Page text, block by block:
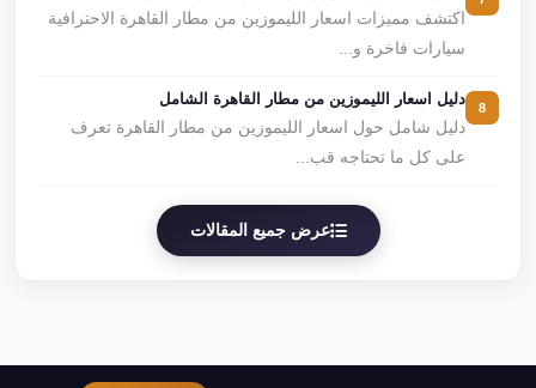
اكتشف مميزات اسعار الليموزين من مطار القاهرة الاحترافية
سيارات فاخرة و...
دليل اسعار الليموزين من مطار القاهرة الشامل
دليل شامل حول اسعار الليموزين من مطار القاهرة تعرف
على كل ما تحتاجه قب...
عرض جميع المقالات